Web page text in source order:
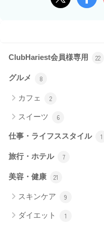
ClubHariest会員様専用 22
グルメ 8
カフェ 2
スイーツ 6
仕事・ライフススタイル 1
旅行・ホテル 7
美容・健康 21
スキンケア 9
ダイエット 1